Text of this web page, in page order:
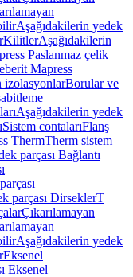
Aşağıdakilerin yedek
KilitlerAşağıdakilerin
Paslanmaz çelik
Mapress
izolasyonlarBorular ve
Aşağıdakilerin yedek
Sistem contalarıFlanş
ThermTherm sistem
parçası Bağlantı
parçası DirseklerT
Çıkarılamayan
Aşağıdakilerin yedek
Eksenel
Eksenel